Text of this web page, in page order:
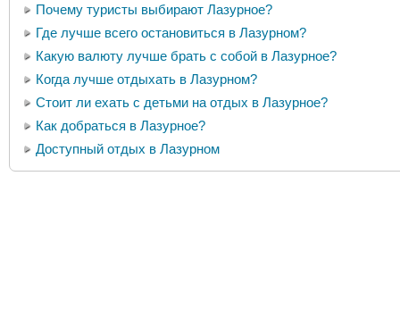
Почему туристы выбирают Лазурное?
Где лучше всего остановиться в Лазурном?
Какую валюту лучше брать с собой в Лазурное?
Когда лучше отдыхать в Лазурном?
Стоит ли ехать с детьми на отдых в Лазурное?
Как добраться в Лазурное?
Доступный отдых в Лазурном